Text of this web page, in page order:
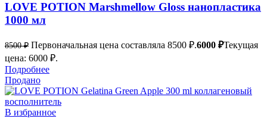
LOVE POTION Marshmellow Gloss нанопластика
1000 мл
8500₽ Первоначальная цена составляла 8500 ₽.6000 ₽Текущая
цена: 6000 ₽.
Подробнее
Продано
В избранное